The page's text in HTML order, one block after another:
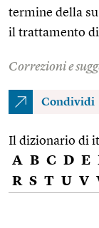
termine della
il trattamento
Correzioni e
Condividi
Il dizionario di
A B C D E
R S T U V